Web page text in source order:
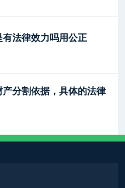
法律效力吗用公正
分割依据，具体的法律